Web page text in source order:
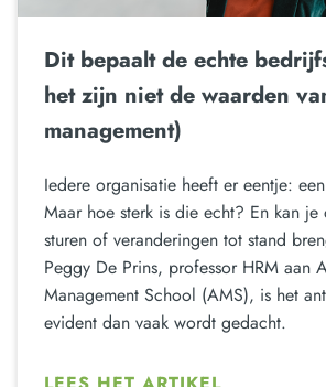
Dit bepaalt de echte
het zijn niet de waarden
management)
Iedere organisatie heeft er eentje:
Maar hoe sterk is die echt? En kan je
sturen of veranderingen tot stand
Peggy De Prins, professor HRM aan
Management School (AMS), is het
evident dan vaak wordt gedacht.